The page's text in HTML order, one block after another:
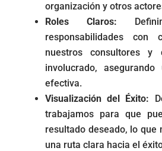
organización y otros
Roles Claros:
responsabilidades con
nuestros consultores y
involucrado, asegurando
efectiva.
Visualización del Éxito:
trabajamos para que
resultado deseado, lo que
una ruta clara hacia el